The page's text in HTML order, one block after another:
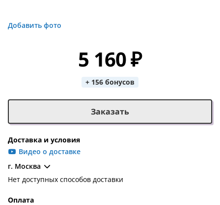
Добавить фото
5 160 ₽
+ 156 бонусов
Заказать
Доставка и условия
Видео о доставке
г. Москва
Нет доступных способов доставки
Оплата